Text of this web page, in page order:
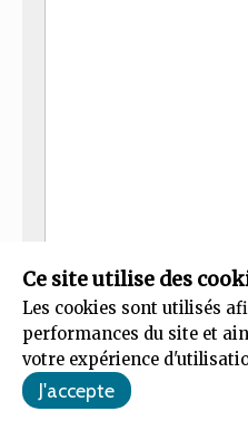
Ce site utilise des
Les cookies sont utilisés
performances du site et
votre expérience
Envoyer